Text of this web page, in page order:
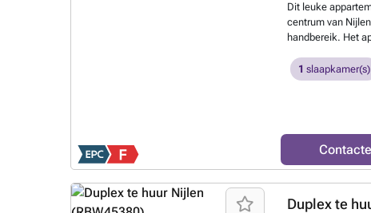
Dit leuke
centrum van
handbereik. Het
leefruimte met
badkamer en
omheind terras
over een
voor de
Beschikbaar
afspraak!Meer
1 slaapkamer(s)
Duplex te